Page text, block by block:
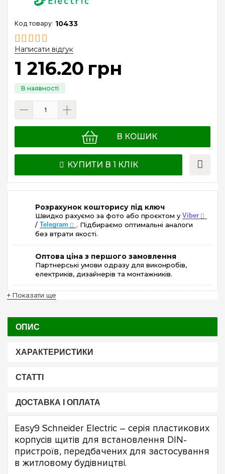
10433
Написати відгук
1 216.20 грн
В КОШИК
КУПИТИ В 1 КЛІК
Розрахунок кошторису під ключ
Швидко рахуємо за фото або проєктом у Viber
/ Telegram
. Підбираємо оптимальні аналоги
без втрати якості.
Оптова ціна з першого замовлення
Партнерські умови одразу для виконробів,
електриків, дизайнерів та монтажників.
+ Показати ще
ОПИС
ХАРАКТЕРИСТИКИ
СТАТТІ
ДОСТАВКА І ОПЛАТА
Easy9 Schneider Electric – серія пластикових
корпусів щитів для встановлення DIN-
пристроїв, передбачених для застосування
в житловому будівництві.